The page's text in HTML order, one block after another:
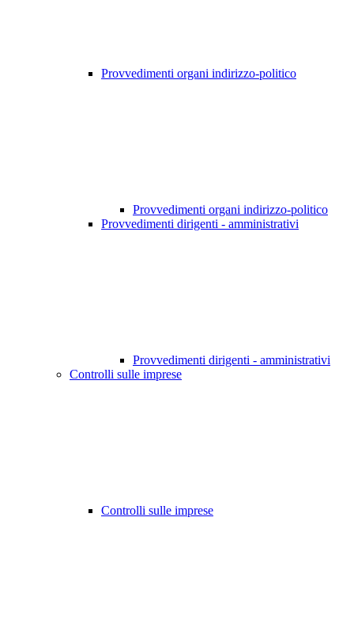
Provvedimenti organi indirizzo-politico
Provvedimenti organi indirizzo-politico
Provvedimenti dirigenti - amministrativi
Provvedimenti dirigenti - amministrativi
Controlli sulle imprese
Controlli sulle imprese